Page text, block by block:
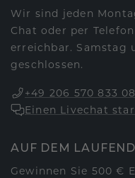
Wir sind jeden
Chat oder per
erreichbar. Samstag
geschlossen.
+49 206 570 833 08
Einen Livechat
AUF DEM
Gewinnen Sie 500 €